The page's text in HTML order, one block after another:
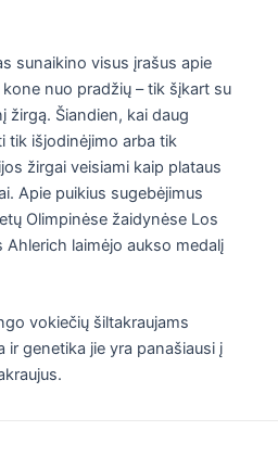
sunaikino visus įrašus apie
nuo pradžių – tik šįkart su
žirgą. Šiandien, kai daug
tik išjodinėjimo arba tik
žirgai veisiami kaip plataus
Apie puikius sugebėjimus
Olimpinėse žaidynėse Los
Ahlerich laimėjo aukso medalį
vokiečių šiltakraujams
ir genetika jie yra panašiausi į